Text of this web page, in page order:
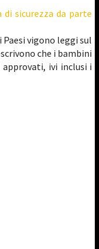
di sicurezza da parte
vigono leggi sul
che i bambini
ivi inclusi i